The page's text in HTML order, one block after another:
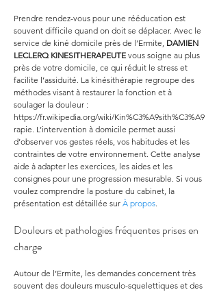
Prendre rendez-vous pour une rééducation est
souvent difficile quand on doit se déplacer. Avec le
service de kiné domicile près de l’Ermite, DAMIEN
LECLERQ KINESITHERAPEUTE vous soigne au plus
près de votre domicile, ce qui réduit le stress et
facilite l’assiduité. La kinésithérapie regroupe des
méthodes visant à restaurer la fonction et à
soulager la douleur :
https://fr.wikipedia.org/wiki/Kin%C3%A9sith%C3%A9
rapie. L’intervention à domicile permet aussi
d’observer vos gestes réels, vos habitudes et les
contraintes de votre environnement. Cette analyse
aide à adapter les exercices, les aides et les
consignes pour une progression mesurable. Si vous
voulez comprendre la posture du cabinet, la
présentation est détaillée sur À propos.
Douleurs et pathologies fréquentes prises en
charge
Autour de l’Ermite, les demandes concernent très
souvent des douleurs musculo-squelettiques et des